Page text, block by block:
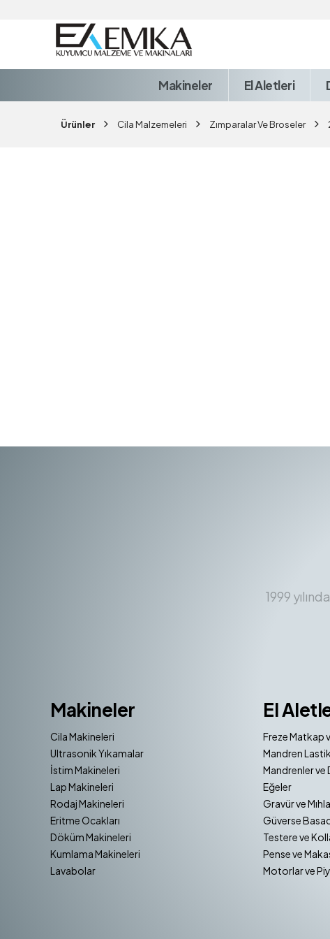
Makineler El Aletleri
Ürünler Cila Malzemeleri Zımparalar Ve Broseler
1999
Makineler
Cila Makineleri
Ultrasonik Yıkamalar
İstim Makineleri
Lap Makineleri
Rodaj Makineleri
Eritme Ocakları
Döküm Makineleri
Kumlama Makineleri
Lavabolar
El
Freze Matkap
Mandren
Mandrenler ve
Eğeler
Gravür ve
Güverse
Testere ve
Pense ve
Motorlar ve